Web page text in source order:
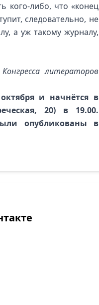
кого-либо, что «конец
следовательно, не
а уж такому журналу,
литераторов
и начнётся в
20) в 19.00.
опубликованы в